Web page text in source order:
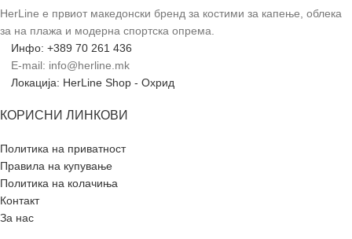
HerLine е првиот македонски бренд за костими за капење, облека
за на плажа и модерна спортска опрема.
Инфо: +389 70 261 436
E-mail: info@herline.mk
Локација: HerLine Shop - Охрид
КОРИСНИ ЛИНКОВИ
Политика на приватност
Правила на купување
Политика на колачиња
Контакт
За нас